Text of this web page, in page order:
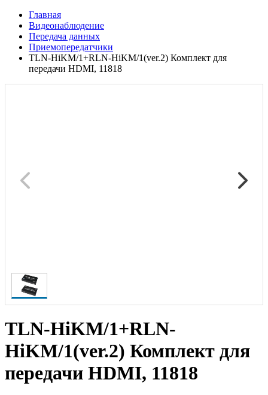
Главная
Видеонаблюдение
Передача данных
Приемопередатчики
TLN-HiKM/1+RLN-HiKM/1(ver.2) Комплект для
передачи HDMI, 11818
TLN-HiKM/1+RLN-
HiKM/1(ver.2) Комплект для
передачи HDMI, 11818